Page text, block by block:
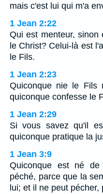
mais c'est lui qui m'a
1 Jean 2:22
Qui est menteur,
le Christ? Celui-là est
le Fils.
1 Jean 2:23
Quiconque nie le Fils
quiconque confesse le
1 Jean 2:29
Si vous savez qu'il
quiconque pratique la
1 Jean 3:9
Quiconque est né
péché, parce que la
lui; et il ne peut